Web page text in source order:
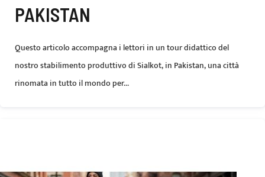
PAKISTAN
Questo articolo accompagna i lettori in un tour didattico del
nostro stabilimento produttivo di Sialkot, in Pakistan, una città
rinomata in tutto il mondo per...